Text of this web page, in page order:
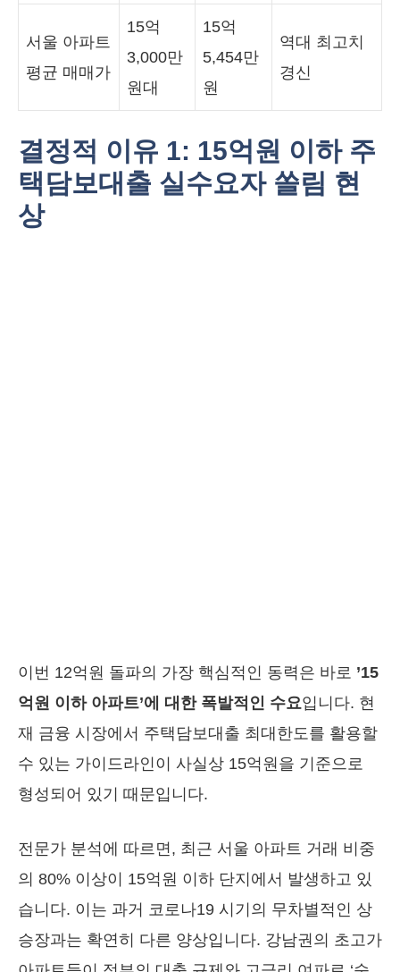
서울 아파트
평균 매매가
15억
3,000만
원대
15억
5,454만
원
역대 최고치
경신
결정적 이유 1: 15억원 이하 주
택담보대출 실수요자 쏠림 현
상
이번 12억원 돌파의 가장 핵심적인 동력은 바로 ’15
억원 이하 아파트’에 대한 폭발적인 수요입니다. 현
재 금융 시장에서 주택담보대출 최대한도를 활용할
수 있는 가이드라인이 사실상 15억원을 기준으로
형성되어 있기 때문입니다.
전문가 분석에 따르면, 최근 서울 아파트 거래 비중
의 80% 이상이 15억원 이하 단지에서 발생하고 있
습니다. 이는 과거 코로나19 시기의 무차별적인 상
승장과는 확연히 다른 양상입니다. 강남권의 초고가